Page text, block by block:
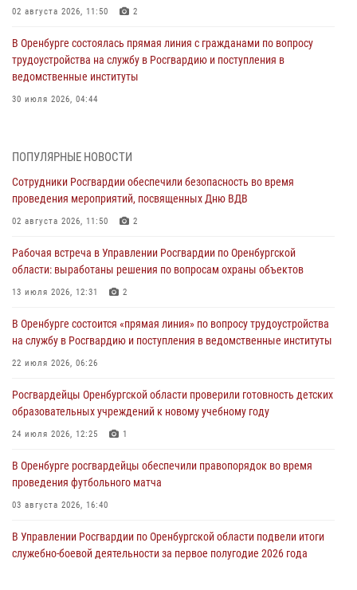
02 августа 2026, 11:50 2
В Оренбурге состоялась прямая линия с гражданами по вопросу
трудоустройства на службу в Росгвардию и поступления в
ведомственные институты
30 июля 2026, 04:44
28 июля 2026, 09:41 1
Росгвардейцы обеспечили правопорядок на праздновании Дня
ВМФ в Оренбурге
27 июля 2026, 14:36 2
Росгвардейцы предотвратили трагедию: спасен мужчина в тяжелой
жизненной ситуации (ВИДЕО)
26 июля 2026, 14:45 1
Росгвардейцы Оренбургской области проверили готовность детских
образовательных учреждений к новому учебному году
24 июля 2026, 12:25
При силовой поддержке ОМОН «Кобра» Росгвардии в Оренбурге
проведён рейд по строительным объектам
23 июля 2026, 10:47
ПОПУЛЯРНЫЕ НОВОСТИ
Сотрудники Росгвардии обеспечили безопасность во время
проведения мероприятий, посвященных Дню ВДВ
02 августа 2026, 11:50 2
Рабочая встреча в Управлении Росгвардии по Оренбургской
области: выработаны решения по вопросам охраны объектов
13 июля 2026, 12:31 2
В Оренбурге состоится «прямая линия» по вопросу трудоустройства
на службу в Росгвардию и поступления в ведомственные институты
22 июля 2026, 06:26
Росгвардейцы Оренбургской области проверили готовность детских
образовательных учреждений к новому учебному году
24 июля 2026, 12:25 1
В Оренбурге росгвардейцы обеспечили правопорядок во время
проведения футбольного матча
03 августа 2026, 16:40
В Управлении Росгвардии по Оренбургской области подвели итоги
служебно-боевой деятельности за первое полугодие 2026 года